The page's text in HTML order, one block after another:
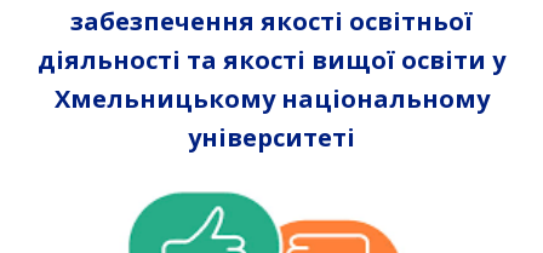
забезпечення якості освітньої
діяльності та якості вищої освіти у
Хмельницькому національному
університеті